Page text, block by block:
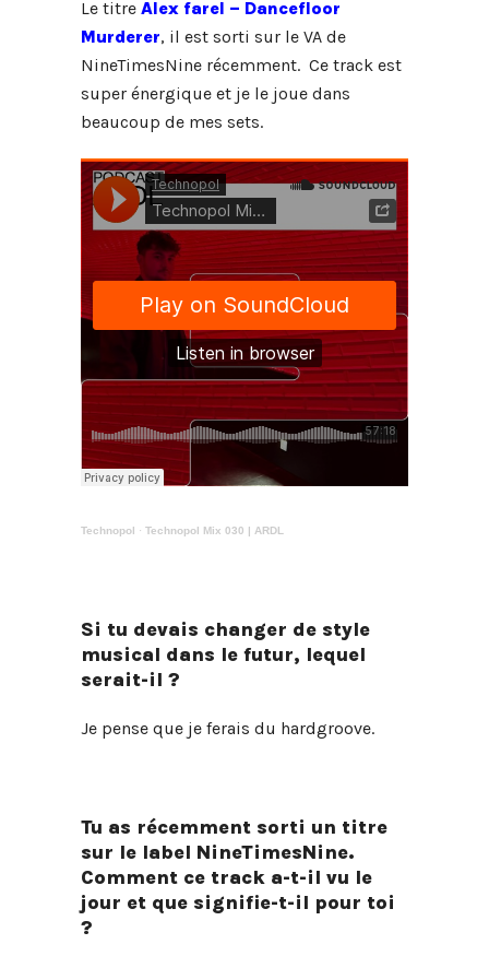
Le titre Alex farel – Dancefloor
Murderer, il est sorti sur le VA de
NineTimesNine récemment. Ce track est
super énergique et je le joue dans
beaucoup de mes sets.
Technopol · Technopol Mix 030 | ARDL
Si tu devais changer de style
musical dans le futur, lequel
serait-il ?
Je pense que je ferais du hardgroove.
Tu as récemment sorti un titre
sur le label NineTimesNine.
Comment ce track a-t-il vu le
jour et que signifie-t-il pour toi
?